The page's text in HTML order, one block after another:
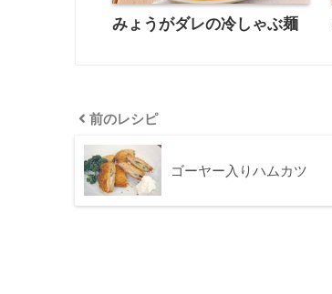
みょうがダレの冷しゃぶ麺
前のレシピ
ゴーヤー入りハムカツ